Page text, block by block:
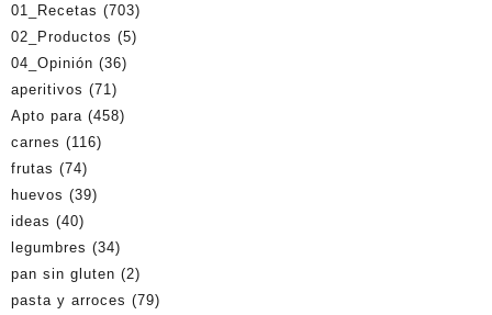
01_Recetas (703)
02_Productos (5)
04_Opinión (36)
aperitivos (71)
Apto para (458)
carnes (116)
frutas (74)
huevos (39)
ideas (40)
legumbres (34)
pan sin gluten (2)
pasta y arroces (79)